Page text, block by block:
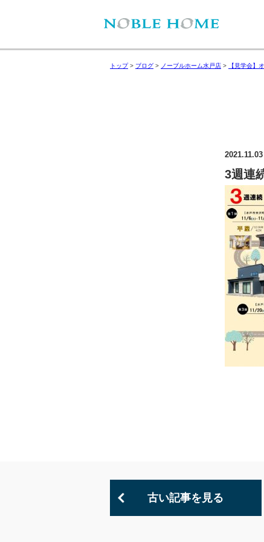
トップ> ブログ > ノーブルホーム水戸店 > 【見学会】
2021.11.03
3週連
古い記事を見る